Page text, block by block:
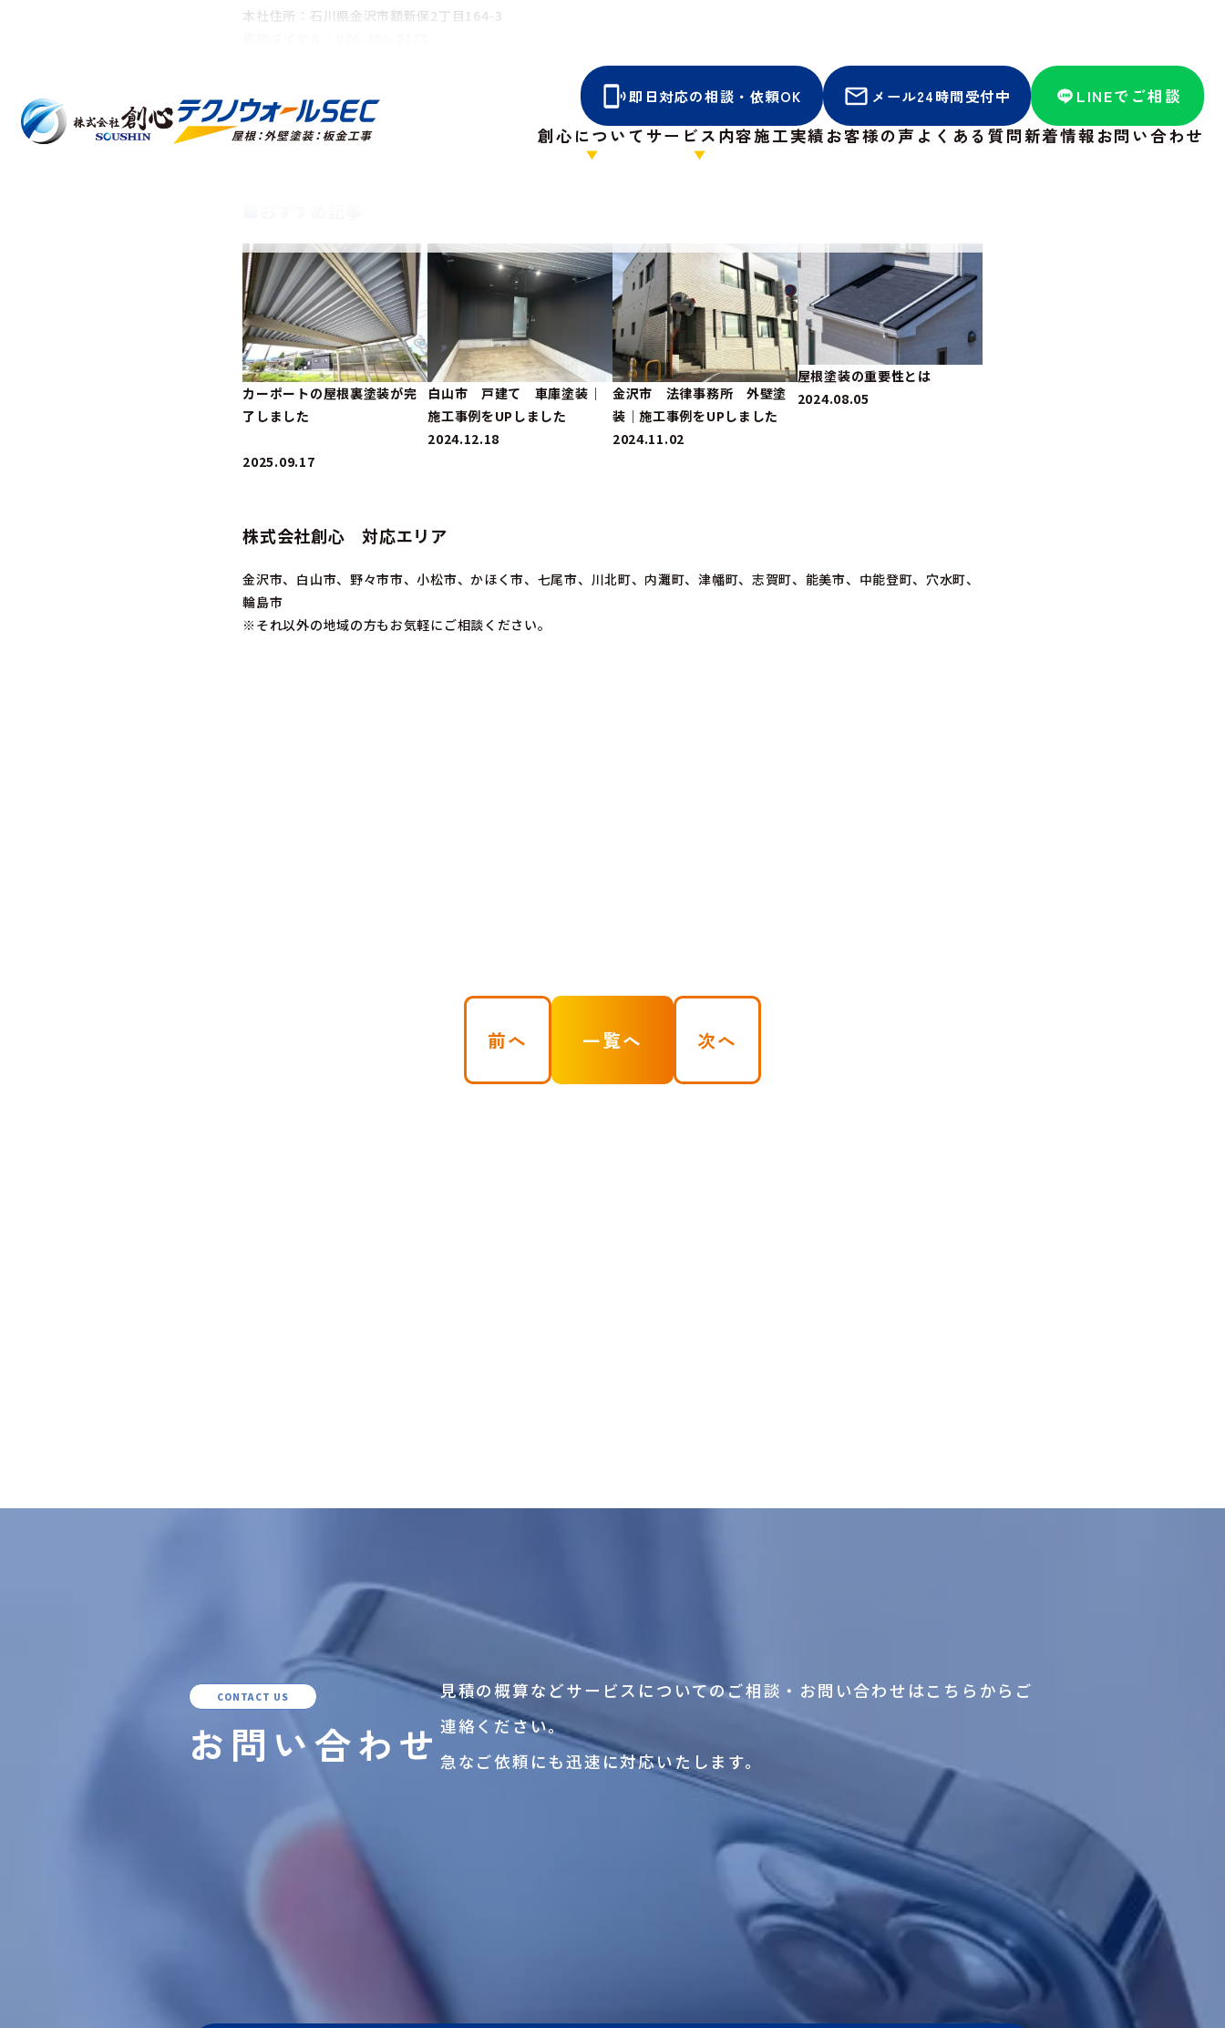
即日対応の相談・依頼OK メール24時間受付中 LINEでご相談
創心について サービス内容施工実績 お客様の声 よくある質問新着情報 お問い合わせ
本社住所：石川県金沢市額新保2丁目164-3
✿❀✿❀✿❀✿❀✿❀✿❀✿❀✿❀✿❀✿❀✿❀✿
カーポートの屋根裏塗装が完
了しました
2025.09.17
白山市 戸建て 車庫塗装｜
施工事例をUPしました
2024.12.18
金沢市 法律事務所 外壁塗
装｜施工事例をUPしました
2024.11.02
屋根塗装の重要性とは
2024.08.05
株式会社創心 対応エリア
金沢市、白山市、野々市市、小松市、かほく市、七尾市、川北町、内灘町、津幡町、志賀町、能美市、中能登町、穴水町、
輪島市
※それ以外の地域の方もお気軽にご相談ください。
前へ 一覧へ 次へ
CONTACT US
お問い合わせ
見積の概算などサービスについてのご相談・お問い合わせはこちらからご
連絡ください。
急なご依頼にも迅速に対応いたします。